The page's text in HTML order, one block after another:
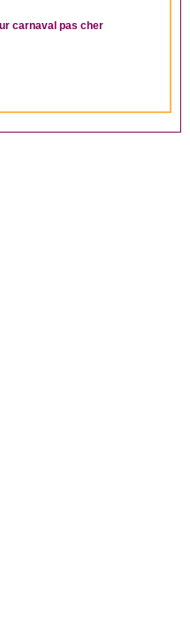
carnaval pas cher